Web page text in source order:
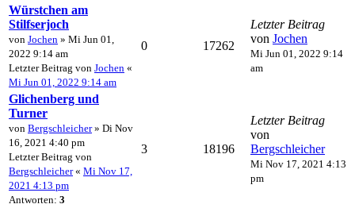
Würstchen am
Stilfserjoch
von Jochen » Mi Jun 01,
2022 9:14 am
Letzter Beitrag von Jochen «
Mi Jun 01, 2022 9:14 am
0 17262
Letzter Beitrag
von Jochen
Mi Jun 01, 2022 9:14
am
Glichenberg und
Turner
von Bergschleicher» Di Nov
16, 2021 4:40 pm
Letzter Beitrag von
Bergschleicher« Mi Nov 17,
2021 4:13 pm
Antworten: 3
3 18196
Letzter Beitrag
von
Bergschleicher
Mi Nov 17, 2021 4:13
pm